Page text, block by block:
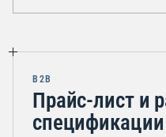
B2B
Прайс-лист и
спецификации